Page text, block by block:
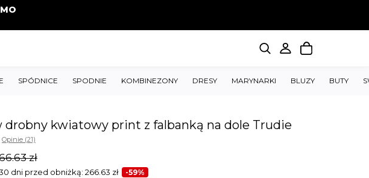
SPÓDNICE SPODNIE KOMBINEZONY DRESY MARYNARKI BLUZY BUTY
drobny kwiatowy print z falbanką na dole Trudie
Opinie (21)
zł
dni przed obniżką: 266.63 zł -59%